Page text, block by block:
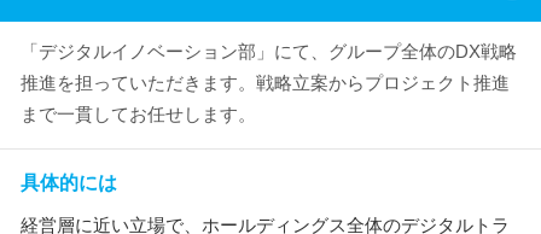
「デジタルイノベーション部」にて、グループ全体のDX戦略
推進を担っていただきます。戦略立案からプロジェクト推進
まで一貫してお任せします。
具体的には
経営層に近い立場で、ホールディングス全体のデジタルトラ